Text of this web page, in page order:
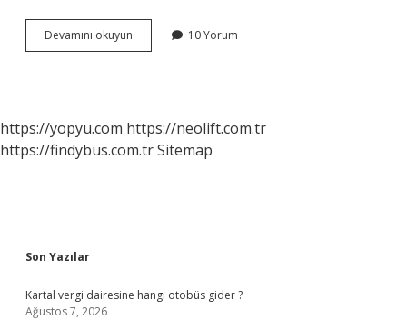
Devamını okuyun
Demek
10 Yorum
https://yopyu.com https://neolift.com.tr
https://findybus.com.trSitemap
Sidebar
Son Yazılar
Kartal vergi dairesine hangi otobüs gider ?
Ağustos 7, 2026